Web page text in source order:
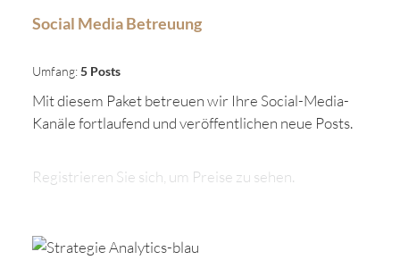
Social Media Betreuung
Umfang:5 Posts
Mit diesem Paket betreuen wir Ihre Social-Media-
Kanäle fortlaufend und veröffentlichen neue Posts.
Registrieren Sie sich, um Preise zu sehen.